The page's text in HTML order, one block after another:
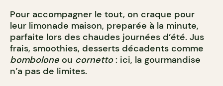
Pour accompagner le tout, on craque pour
leur limonade maison, preparée à la minute,
parfaite lors des chaudes journées d’été. Jus
frais, smoothies, desserts décadents comme
bombolone ou cornetto: ici, la gourmandise
n’a pas de limites.